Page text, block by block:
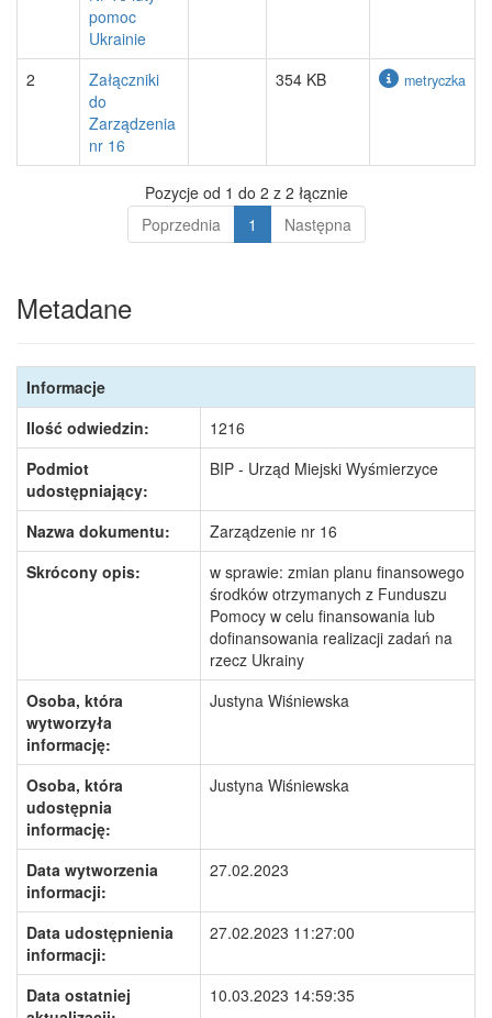
pomoc
Ukrainie
2
Załączniki
do
Zarządzenia
nr 16
354 KB metryczka
Pozycje od 1 do 2 z 2 łącznie
Poprzednia
1 Następna
Metadane
Informacje
Ilość odwiedzin:
1216
Podmiot
udostępniający:
BIP - Urząd Miejski Wyśmierzyce
Nazwa dokumentu:
Zarządzenie nr 16
Skrócony opis:
w sprawie: zmian planu finansowego
środków otrzymanych z Funduszu
Pomocy w celu finansowania lub
dofinansowania realizacji zadań na
rzecz Ukrainy
Osoba, która
wytworzyła
informację:
Justyna Wiśniewska
Osoba, która
udostępnia
informację:
Justyna Wiśniewska
Data wytworzenia
informacji:
27.02.2023
Data udostępnienia
informacji:
27.02.2023 11:27:00
Data ostatniej
10.03.2023 14:59:35